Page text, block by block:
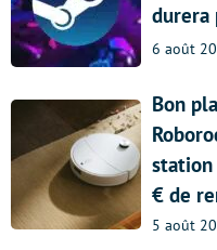
durera
6 août
Bon
€ de
5 août